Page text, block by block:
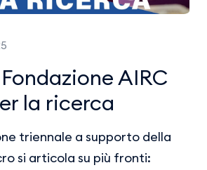
AIRC
la ricerca
triennale a supporto della
si articola su più fronti: